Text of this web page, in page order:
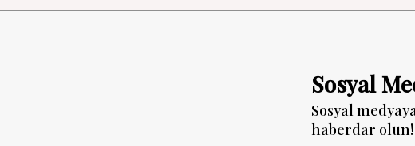
Sosyal
Sosyal
haberdar olun!